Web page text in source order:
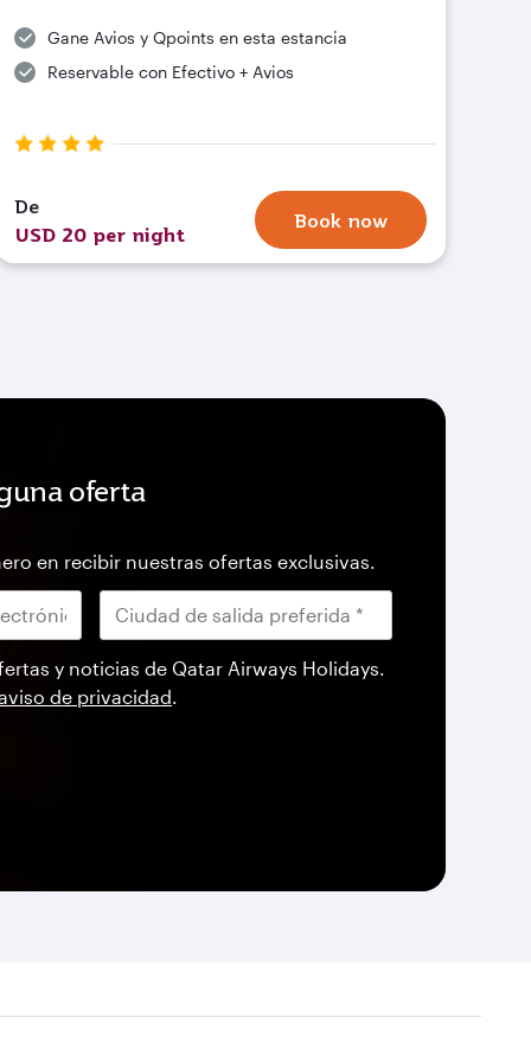
Gane Avios y Qpoints en esta estancia
Reservable con Efectivo + Avios
De
USD 20 per night
Book now
oferta
en recibir nuestras ofertas exclusivas.
y noticias de Qatar Airways Holidays.
de privacidad.